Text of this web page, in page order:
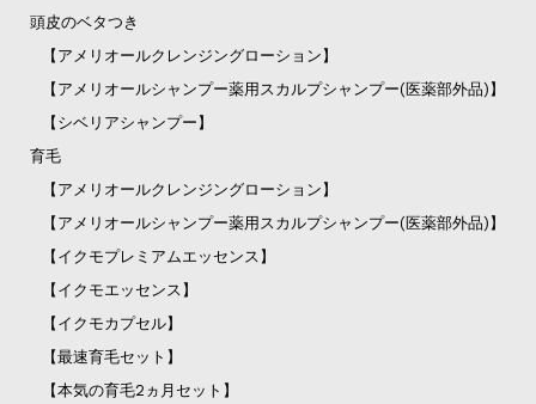
頭皮のベタつき
【アメリオールクレンジングローション】
【アメリオールシャンプー薬用スカルプシャンプー(医薬部外品)】
【シベリアシャンプー】
育毛
【アメリオールクレンジングローション】
【アメリオールシャンプー薬用スカルプシャンプー(医薬部外品)】
【イクモプレミアムエッセンス】
【イクモエッセンス】
【イクモカプセル】
【最速育毛セット】
【本気の育毛2ヵ月セット】